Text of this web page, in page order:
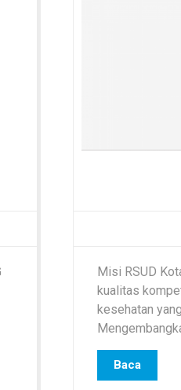
Misi RSUD
kualitas
kesehatan
Baca